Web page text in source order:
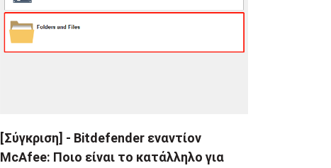
[Σύγκριση] - Bitdefender εναντίον
McAfee: Ποιο είναι το κατάλληλο για